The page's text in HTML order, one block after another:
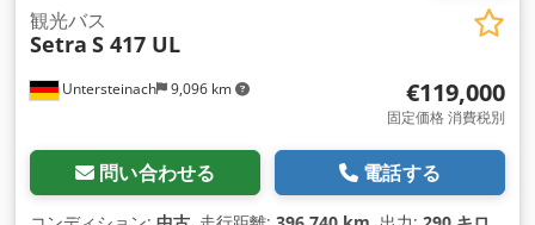
Untersteinach 9,096 km
観光バス
Setra S 417 UL
€119,000
固定価格 消費税別
問い合わせる 電話する